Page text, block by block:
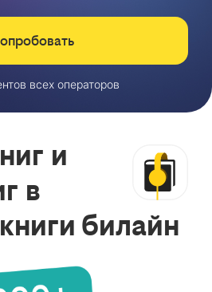
всех операторов
и
в
билайн